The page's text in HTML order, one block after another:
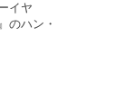
イヤ
のハン・